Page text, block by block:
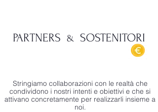
PARTNERS & SOSTENITORI
Stringiamo collaborazioni con le realtà che
condividono i nostri intenti e obiettivi e che si
attivano concretamente per realizzarli insieme a
noi.